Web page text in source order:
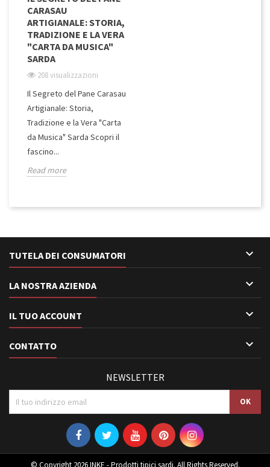
CARASAU
ARTIGIANALE: STORIA,
TRADIZIONE E LA VERA
"CARTA DA MUSICA"
SARDA
208 visualizzazioni
Il Segreto del Pane Carasau
Artigianale: Storia,
Tradizione e la Vera "Carta
da Musica" Sarda Scopri il
fascino...
Read more
TUTELA DEI CONSUMATORI 
LA NOSTRA AZIENDA 
IL TUO ACCOUNT 
CONTATTO 
NEWSLETTER
© Copyright 2026 INKE - Prodotti tipici sardi. All Rights Reserved.